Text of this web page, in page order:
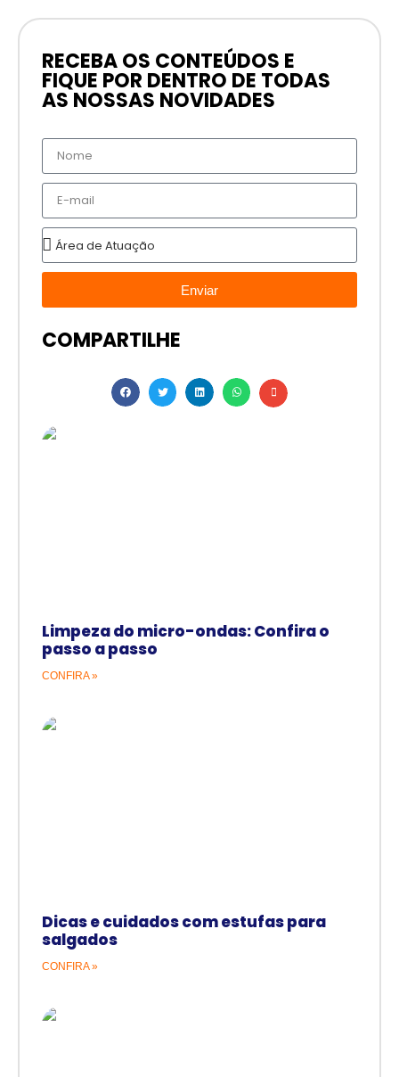
RECEBA OS CONTEÚDOS E
FIQUE POR DENTRO DE TODAS
AS NOSSAS NOVIDADES
Enviar
COMPARTILHE
Limpeza do micro-ondas: Confira o
passo a passo
CONFIRA »
Dicas e cuidados com estufas para
salgados
CONFIRA »